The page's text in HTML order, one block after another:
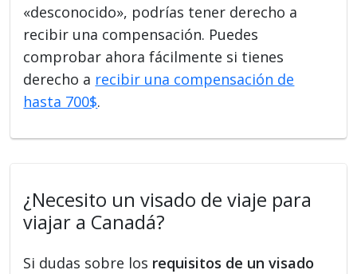
«desconocido», podrías tener derecho a
recibir una compensación. Puedes
comprobar ahora fácilmente si tienes
derecho a recibir una compensación de
hasta 700$.
¿Necesito un visado de viaje para
viajar a Canadá?
Si dudas sobre los requisitos de un visado